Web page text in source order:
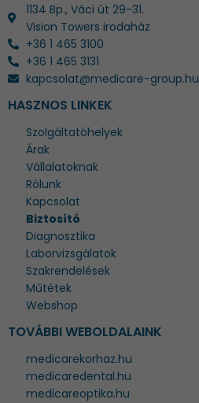
1134 Bp., Váci út 29-31.
Vision Towers irodaház
+36 1 465 3100
+36 1 465 3131
kapcsolat@medicare-group.hu
HASZNOS LINKEK
Szolgáltatóhelyek
Árak
Vállalatoknak
Rólunk
Kapcsolat
Biztosító
Diagnosztika
Laborvizsgálatok
Szakrendelések
Műtétek
Webshop
TOVÁBBI WEBOLDALAINK
medicarekorhaz.hu
medicaredental.hu
medicareoptika.hu